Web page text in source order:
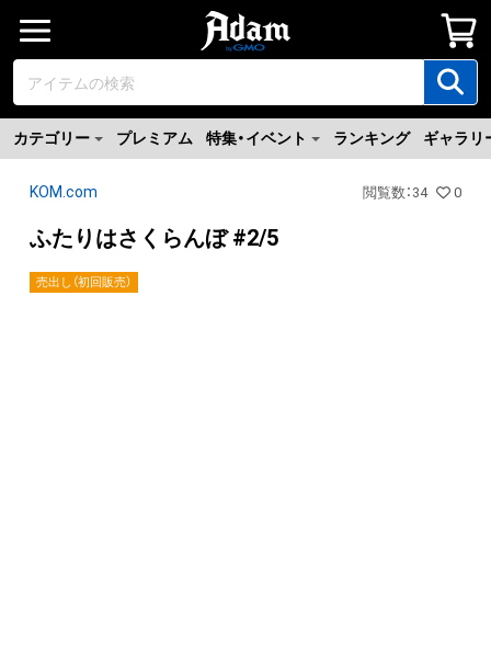
カテゴリー プレミアム 特集・イベント ランキング ギャラリ
KOM.com 閲覧数 ： 34 0
ふたりはさくらんぼ #2/5
売出し（初回販売）